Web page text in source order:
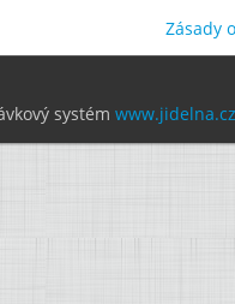
Zásady
systém www.jidelna.cz